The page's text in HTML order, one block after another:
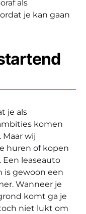
als
je kan gaan
je als
komen
Maar wij
huren of kopen
leaseauto
is gewoon een
Wanneer je
komt ga je
niet lukt om